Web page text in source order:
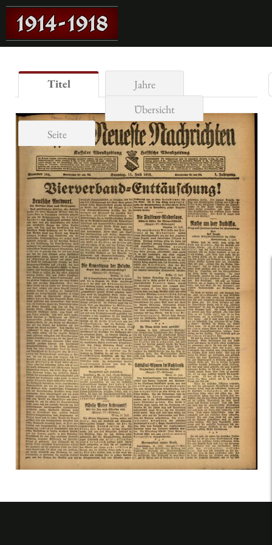
Titel
Jahre
Übersicht
Seite